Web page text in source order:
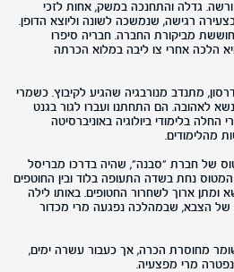
גדלה והתחנכה במשק, אחות לזכי
רגישה, שנמשכה לשונה וליוצא הדופן.
מביקורת החברה. חבריה סיפרו
הלכה אחרי צו ליבה במלוא הכרתה
ג'ון אנדרסון, מתנדב מנורבגיה שהגיע לקיבוץ. כשמרי
לאהובה. הם התחתנו ועברו לגור בגנט
בלימודי ביולוגיה באוניברסיטה
מהלימודים.
מטוס של חברת "סבנה", שהיה בדרכו מבריסל
המטוס נחת בשדה התעופה בלוד ובין החוטפים
ארוך לשחרור החטופים. באותו לילה
של הצבא, שבמהלכה נפגעה מרי מכדור
מחוסרת הכרה, אך כעבור עשרה ימים,